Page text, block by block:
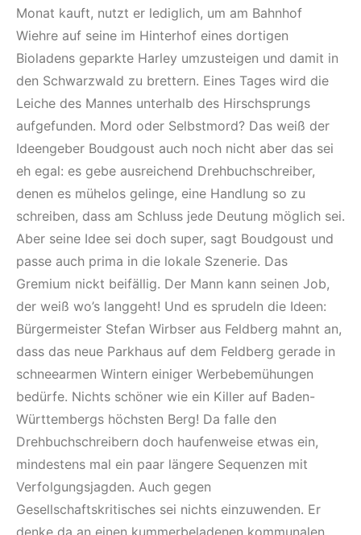
Monat kauft, nutzt er lediglich, um am Bahnhof
Wiehre auf seine im Hinterhof eines dortigen
Bioladens geparkte Harley umzusteigen und damit in
den Schwarzwald zu brettern. Eines Tages wird die
Leiche des Mannes unterhalb des Hirschsprungs
aufgefunden. Mord oder Selbstmord? Das weiß der
Ideengeber Boudgoust auch noch nicht aber das sei
eh egal: es gebe ausreichend Drehbuchschreiber,
denen es mühelos gelinge, eine Handlung so zu
schreiben, dass am Schluss jede Deutung möglich sei.
Aber seine Idee sei doch super, sagt Boudgoust und
passe auch prima in die lokale Szenerie. Das
Gremium nickt beifällig. Der Mann kann seinen Job,
der weiß wo’s langgeht! Und es sprudeln die Ideen:
Bürgermeister Stefan Wirbser aus Feldberg mahnt an,
dass das neue Parkhaus auf dem Feldberg gerade in
schneearmen Wintern einiger Werbebemühungen
bedürfe. Nichts schöner wie ein Killer auf Baden-
Württembergs höchsten Berg! Da falle den
Drehbuchschreibern doch haufenweise etwas ein,
mindestens mal ein paar längere Sequenzen mit
Verfolgungsjagden. Auch gegen
Gesellschaftskritisches sei nichts einzuwenden. Er